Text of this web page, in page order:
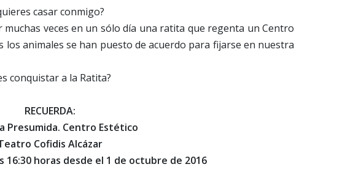
casar conmigo?
veces en un sólo día una ratita que regenta un Centro
los animales se han puesto de acuerdo para fijarse en nuestra
conquistar a la Ratita?
RECUERDA:
Presumida. Centro Estético
Cofidis Alcázar
16:30 horas desde el 1 de octubre de 2016